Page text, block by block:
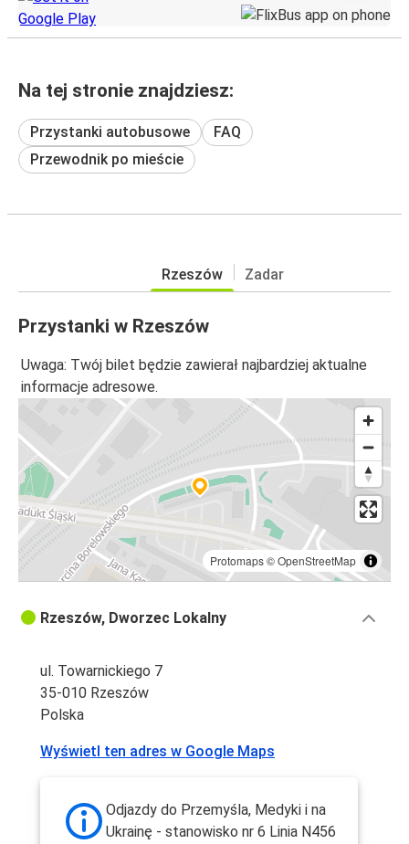
Na tej stronie znajdziesz:
Przystanki autobusowe
FAQ
Przewodnik po mieście
Rzeszów Zadar
Przystanki w Rzeszów
Uwaga: Twój bilet będzie zawierał najbardziej aktualne
informacje adresowe.
Protomaps©OpenStreetMap
Rzeszów, Dworzec Lokalny
ul. Towarnickiego 7
35-010 Rzeszów
Polska
Wyświetl ten adres w Google Maps
Odjazdy do Przemyśla, Medyki i na
Ukrainę - stanowisko nr 6 Linia N456